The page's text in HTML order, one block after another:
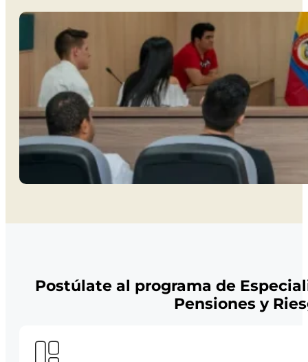
Postúlate al programa de
Pensiones y